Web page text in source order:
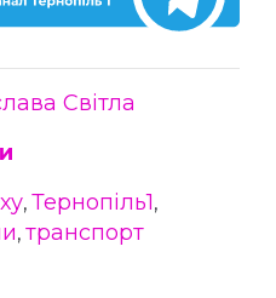
Світла
, Тернопіль1,
, транспорт